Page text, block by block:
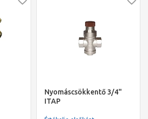
Nyomáscsökkentő 3/4"
ITAP